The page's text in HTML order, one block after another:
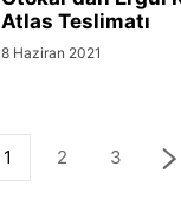
Atlas Teslimatı
8 Haziran 2021
1 2 3